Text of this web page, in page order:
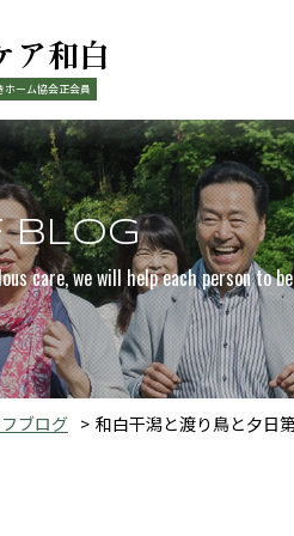
ア和白
ホーム協会正会員
BLOG
care, we will help each person to
ブログ 和白干潟と渡り鳥と夕日